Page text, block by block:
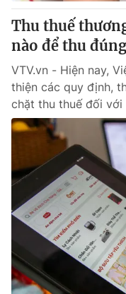
® Cấm sao chép dưới
thuận bằng văn bản.
thông tin từ website này.
Thu thuế
nào để thu
VTV.vn - Hiện nay,
thiện các quy định,
chặt thu thuế đối